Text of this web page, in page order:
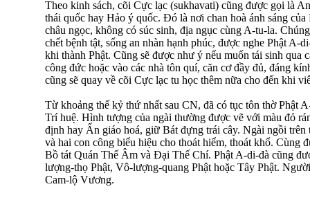
Theo kinh sách, cõi Cực lạc (sukhavati) cũng được gọi là
thái quốc hay Hảo ý quốc. Ðó là nơi chan hoà ánh sáng
châu ngọc, không có súc sinh, địa ngục cùng A-tu-la.
chết bệnh tật, sống an nhàn hạnh phúc, được nghe Phật A-
khi thành Phật. Cũng sẽ được như ý nếu muốn tái sinh qua
công đức hoặc vào các nhà tôn quí, căn cơ đầy đủ, đáng
cũng sẽ quay về cõi Cực lạc tu học thêm nữa cho đến khi
Từ khoảng thế kỷ thứ nhất sau CN, đã có tục tôn thờ Phật
Trí huệ. Hình tượng của ngài thường được vẽ với màu đỏ
định hay Ấn giáo hoá, giữ Bát đựng trái cây. Ngài ngồi trên
và hai con công biểu hiệu cho thoát hiểm, thoát khổ.
Bồ tát Quán Thế Âm và Ðại Thế Chí. Phật A-di-đà cũng
lượng-thọ Phật, Vô-lượng-quang Phật hoặc Tây Phật.
Cam-lộ Vương.